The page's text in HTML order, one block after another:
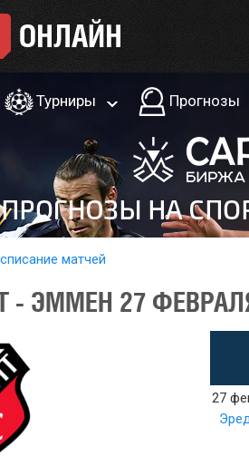
Турниры Прогнозы
матчей
- ЭММЕН 27
27